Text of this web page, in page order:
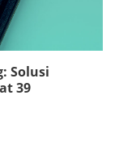
Solusi
39